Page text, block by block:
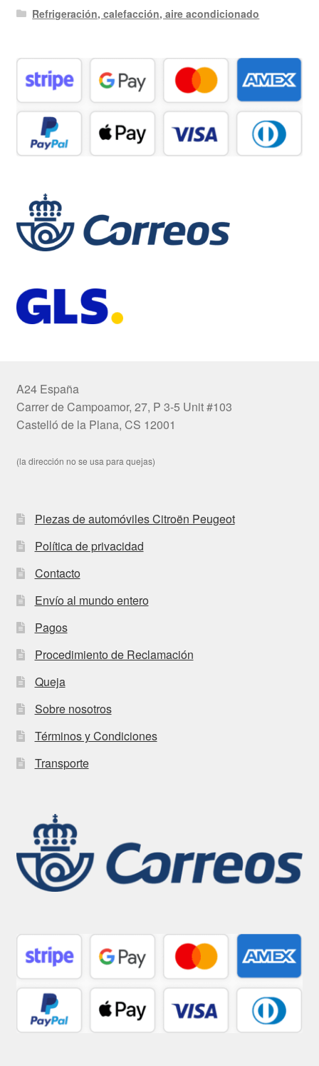
Refrigeración, calefacción, aire acondicionado
A24 España
Carrer de Campoamor, 27, P 3-5 Unit #103
Castelló de la Plana, CS 12001
(la dirección no se usa para quejas)
Piezas de automóviles Citroën Peugeot
Política de privacidad
Contacto
Envío al mundo entero
Pagos
Procedimiento de Reclamación
Queja
Sobre nosotros
Términos y Condiciones
Transporte